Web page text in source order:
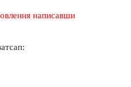
написавши